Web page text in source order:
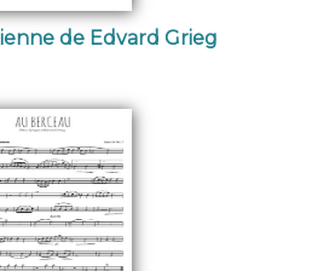
de Edvard Grieg